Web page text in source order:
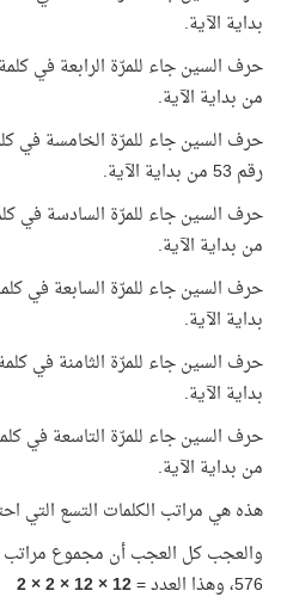
بداية الآية.
من بداية الآية.
حرف السين جاء للمرّة الخامسة في
رقم 53 من بداية الآية.
من بداية الآية.
بداية الآية.
بداية الآية.
من بداية الآية.
هذه هي مراتب الكلمات التسع التي
والعجب كل العجب أن مجموع مراتب
576، وهذا العدد =
12 × 12 × 2 × 2